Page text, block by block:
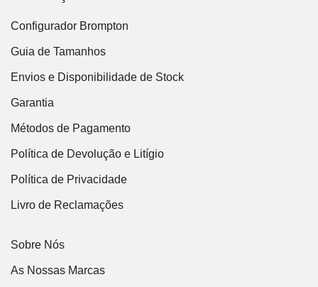
Configurador Brompton
Guia de Tamanhos
Envios e Disponibilidade de Stock
Garantia
Métodos de Pagamento
Política de Devolução e Litígio
Política de Privacidade
Livro de Reclamações
Sobre Nós
As Nossas Marcas